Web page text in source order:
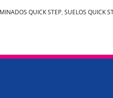
QUICK STEP, SUELOS QUICK